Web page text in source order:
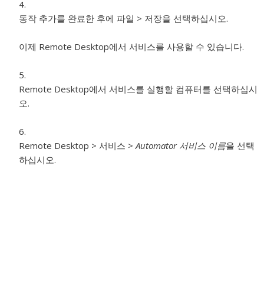
동작 추가를 완료한 후에 파일 > 저장을 선택하십시오.
이제 Remote Desktop에서 서비스를 사용할 수 있습니다.
Remote Desktop에서 서비스를 실행할 컴퓨터를 선택하십시
오.
Remote Desktop > 서비스 >Automator 서비스 이름을 선택
하십시오.